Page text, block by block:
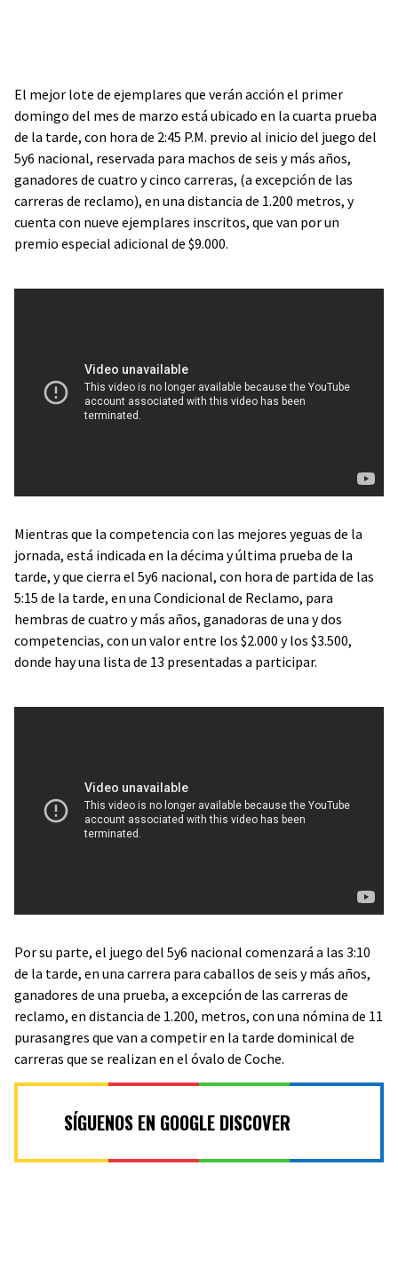
El mejor lote de ejemplares que verán acción el primer
domingo del mes de marzo está ubicado en la cuarta prueba
de la tarde, con hora de 2:45 P.M. previo al inicio del juego del
5y6 nacional, reservada para machos de seis y más años,
ganadores de cuatro y cinco carreras, (a excepción de las
carreras de reclamo), en una distancia de 1.200 metros, y
cuenta con nueve ejemplares inscritos, que van por un
premio especial adicional de $9.000.
Mientras que la competencia con las mejores yeguas de la
jornada, está indicada en la décima y última prueba de la
tarde, y que cierra el 5y6 nacional, con hora de partida de las
5:15 de la tarde, en una Condicional de Reclamo, para
hembras de cuatro y más años, ganadoras de una y dos
competencias, con un valor entre los $2.000 y los $3.500,
donde hay una lista de 13 presentadas a participar.
Por su parte, el juego del 5y6 nacional comenzará a las 3:10
de la tarde, en una carrera para caballos de seis y más años,
ganadores de una prueba, a excepción de las carreras de
reclamo, en distancia de 1.200, metros, con una nómina de 11
purasangres que van a competir en la tarde dominical de
carreras que se realizan en el óvalo de Coche.
SÍGUENOS EN GOOGLE DISCOVER